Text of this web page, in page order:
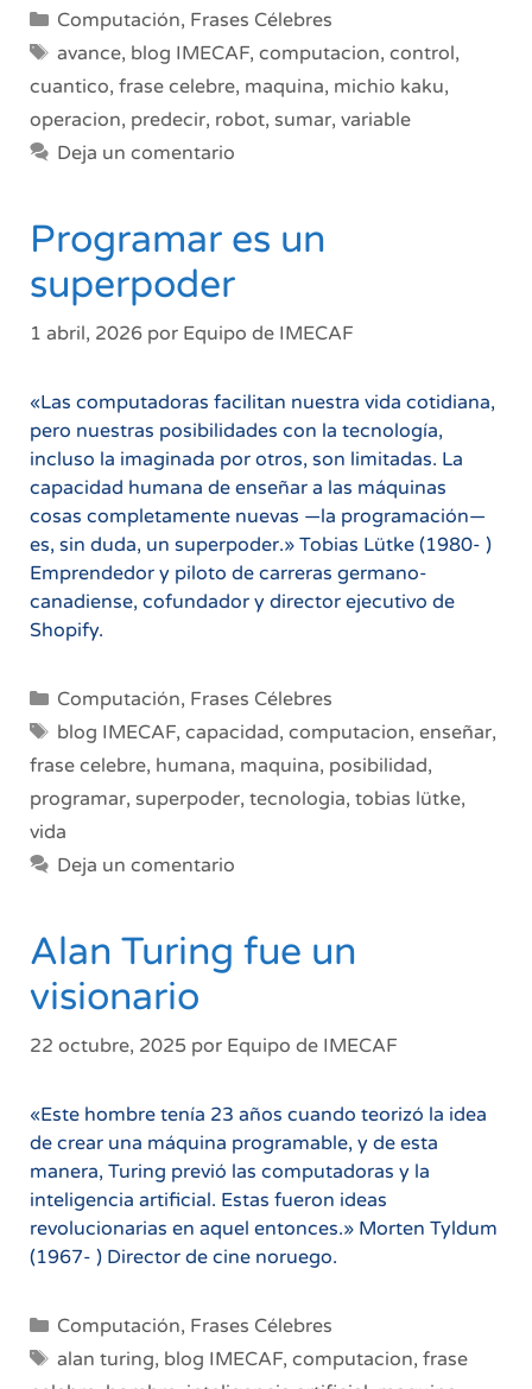
Categorías
Computación, Frases Célebres
Etiquetas
avance, blog IMECAF, computacion, control,
cuantico, frase celebre, maquina, michio kaku,
operacion, predecir, robot, sumar, variable
Deja un comentario
Programar es un
superpoder
1 abril, 2026 por Equipo de IMECAF
«Las computadoras facilitan nuestra vida cotidiana,
pero nuestras posibilidades con la tecnología,
incluso la imaginada por otros, son limitadas. La
capacidad humana de enseñar a las máquinas
cosas completamente nuevas —la programación—
es, sin duda, un superpoder.» Tobias Lütke (1980- )
Emprendedor y piloto de carreras germano-
canadiense, cofundador y director ejecutivo de
Shopify.
Categorías
Computación, Frases Célebres
Etiquetas
blog IMECAF, capacidad, computacion, enseñar,
frase celebre, humana, maquina, posibilidad,
programar, superpoder, tecnologia, tobias lütke,
vida
Deja un comentario
Alan Turing fue un
visionario
22 octubre, 2025 por Equipo de IMECAF
«Este hombre tenía 23 años cuando teorizó la idea
de crear una máquina programable, y de esta
manera, Turing previó las computadoras y la
inteligencia artificial. Estas fueron ideas
revolucionarias en aquel entonces.» Morten Tyldum
(1967- ) Director de cine noruego.
Categorías
Computación, Frases Célebres
Etiquetas
alan turing, blog IMECAF, computacion, frase